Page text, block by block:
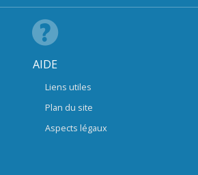
AIDE
Liens utiles
Plan du site
Aspects légaux